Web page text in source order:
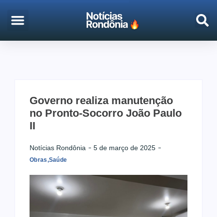
Governo realiza manutenção
no Pronto-Socorro João Paulo
II
Notícias Rondônia 5 de março de 2025
Obras,Saúde